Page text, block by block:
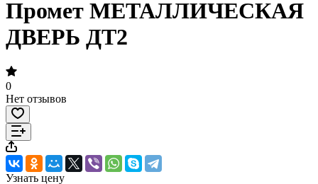
Промет МЕТАЛЛИЧЕСКАЯ
ДВЕРЬ ДТ2
0
Нет отзывов
Узнать цену